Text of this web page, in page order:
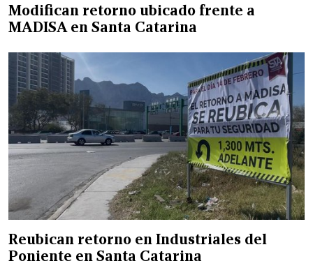
Modifican retorno ubicado frente a
MADISA en Santa Catarina
Reubican retorno en Industriales del
Poniente en Santa Catarina